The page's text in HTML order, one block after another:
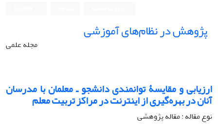
پژوهش در نظام‌های آموزشی
مجله علمی
ارزیابی و مقایسۀ توانمندی دانشجو ـ معلمان با مدرسان
آنان در بهره‌گیری از اینترنت در مراکز تربیت معلم
نوع مقاله : مقاله پژوهشی